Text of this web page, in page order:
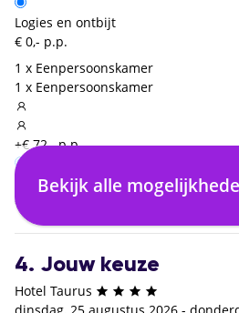
Logies en ontbijt
€ 0,- p.p.
1 x Eenpersoonskamer
1 x Eenpersoonskamer
+€ 72,- p.p.
Logies en ontbijt
€ 0,- p.p.
Bekijk alle
4. Jouw keuze
Hotel Taurus